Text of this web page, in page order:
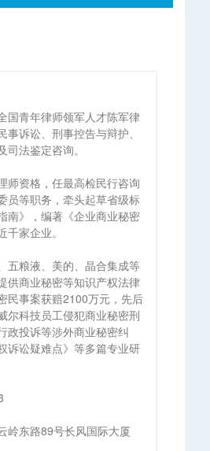
国青年律师领军人才陈军律
诉讼、刑事控告与辩护、
法鉴定咨询。
师资格，任最高检民行咨询
员等职务，牵头起草省级标
南》，编著《企业商业秘密
家企业。
五粮液、美的、晶合集成等
供商业秘密等知识产权法律
民事案获赔2100万元，先后
尔科技员工侵犯商业秘密刑
政投诉等涉外商业秘密纠
诉讼疑难点》等多篇专业研
岭东路89号长风国际大厦